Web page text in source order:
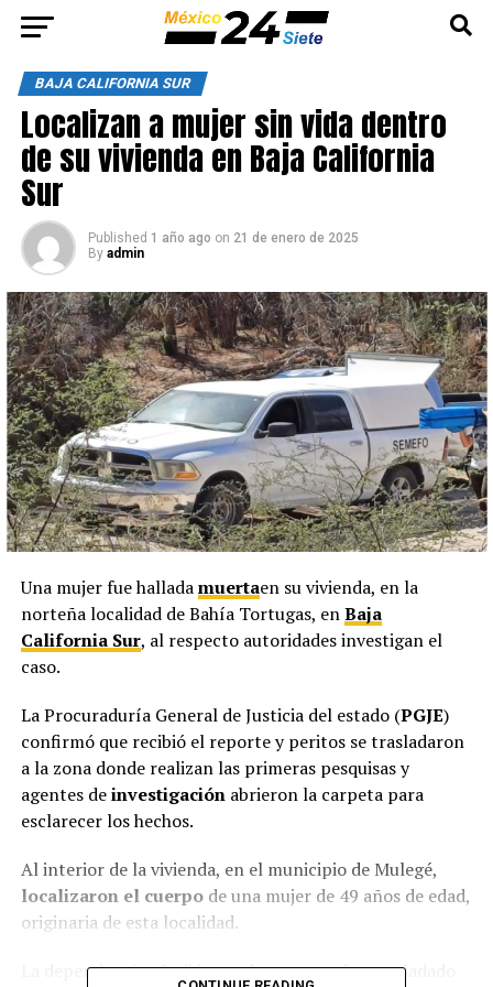
BAJA CALIFORNIA SUR
Localizan a mujer sin vida dentro
de su vivienda en Baja California
Sur
Published 1 año ago on 21 de enero de 2025
By admin
Una mujer fue halladamuertaen su vivienda, en la
norteña localidad de Bahía Tortugas, enBaja
California Sur, al respecto autoridades investigan el
caso.
La Procuraduría General de Justicia del estado (PGJE)
confirmó que recibió el reporte y peritos se trasladaron
a la zona donde realizan las primeras pesquisas y
agentes deinvestigación abrieron la carpeta para
esclarecer los hechos.
Al interior de la vivienda, en el municipio de Mulegé,
localizaron el cuerpo de una mujer de 49 años de edad,
originaria de esta localidad.
La dependencia añadió que el cuerpo ya fue trasladado